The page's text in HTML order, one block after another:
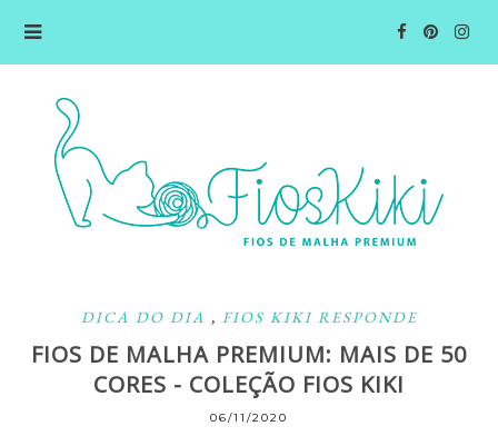
DICA DO DIA , FIOS KIKI RESPONDE
FIOS DE MALHA PREMIUM: MAIS DE 50
CORES - COLEÇÃO FIOS KIKI
06/11/2020